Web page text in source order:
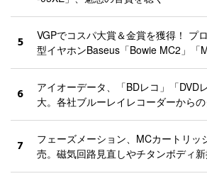
5
VGPでコスパ大賞＆金賞を獲得！ プ
型イヤホンBaseus「Bowie MC2」「
6
アイオーデータ、「BDレコ」「DVD
大。各社ブルーレイレコーダーから
7
フェーズメーション、MCカートリッ
売。磁気回路見直しやチタンボディ